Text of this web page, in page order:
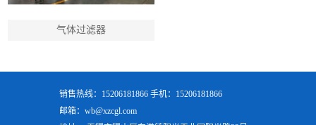
气体过滤器
销售热线：15206181866 手机：15206181866
邮箱：wb@xzcgl.com